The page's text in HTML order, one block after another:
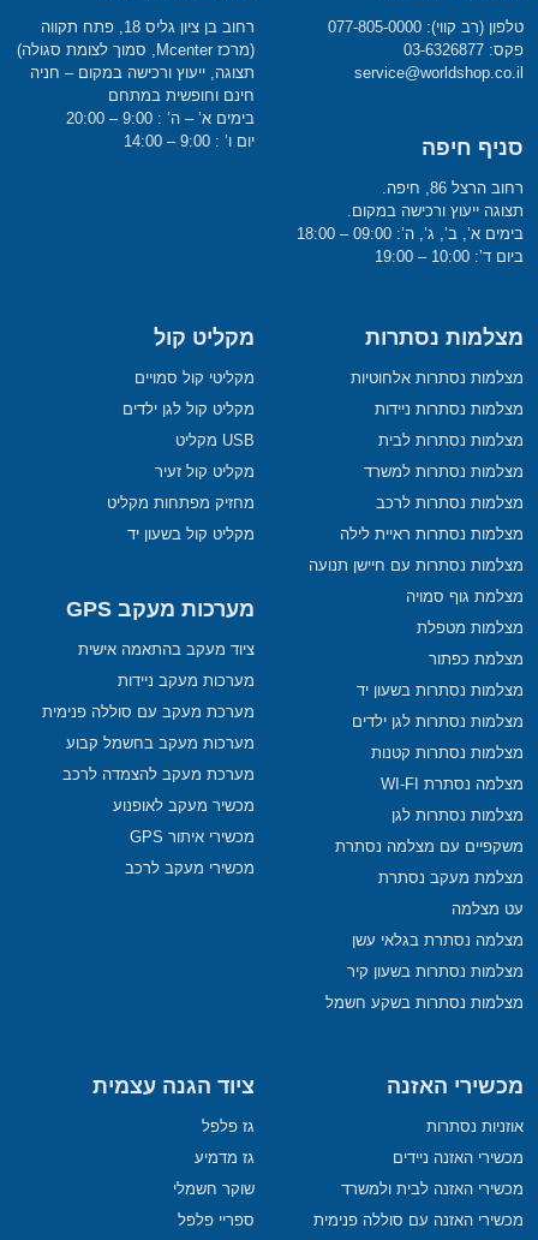
טלפון (רב קווי): 077-805-0000
פקס: 03-6326877
service@worldshop.co.il
סניף חיפה
רחוב הרצל 86, חיפה.
תצוגה ייעוץ ורכישה במקום.
בימים א’, ב’, ג’, ה’: 09:00 – 18:00
ביום ד’: 10:00 – 19:00
רחוב בן ציון גליס 18, פתח תקווה
(מרכז Mcenter, סמוך לצומת סגולה)
תצוגה, ייעוץ ורכישה במקום – חניה
חינם וחופשית במתחם
בימים א’ – ה’ : 9:00 – 20:00
יום ו’ : 9:00 – 14:00
מצלמות נסתרות
מצלמות נסתרות אלחוטיות
מצלמות נסתרות ניידות
מצלמות נסתרות לבית
מצלמות נסתרות למשרד
מצלמות נסתרות לרכב
מצלמות נסתרות ראיית לילה
מצלמות נסתרות עם חיישן תנועה
מצלמת גוף סמויה
מצלמות מטפלת
מצלמת כפתור
מצלמות נסתרות בשעון יד
מצלמות נסתרות לגן ילדים
מצלמות נסתרות קטנות
מצלמה נסתרת WI-FI
מצלמות נסתרות לגן
משקפיים עם מצלמה נסתרת
מצלמת מעקב נסתרת
עט מצלמה
מצלמה נסתרת בגלאי עשן
מצלמות נסתרות בשעון קיר
מצלמות נסתרות בשקע חשמל
מקליט קול
מקליטי קול סמויים
מקליט קול לגן ילדים
USB מקליט
מקליט קול זעיר
מחזיק מפתחות מקליט
מקליט קול בשעון יד
מערכות מעקב GPS
ציוד מעקב בהתאמה אישית
מערכות מעקב ניידות
מערכת מעקב עם סוללה פנימית
מערכות מעקב בחשמל קבוע
מערכת מעקב להצמדה לרכב
מכשיר מעקב לאופנוע
מכשירי איתור GPS
מכשירי מעקב לרכב
מכשירי האזנה
אוזניות נסתרות
מכשירי האזנה ניידים
מכשירי האזנה לבית ולמשרד
מכשירי האזנה עם סוללה פנימית
ציוד הגנה עצמית
גז פלפל
גז מדמיע
שוקר חשמלי
ספריי פלפל